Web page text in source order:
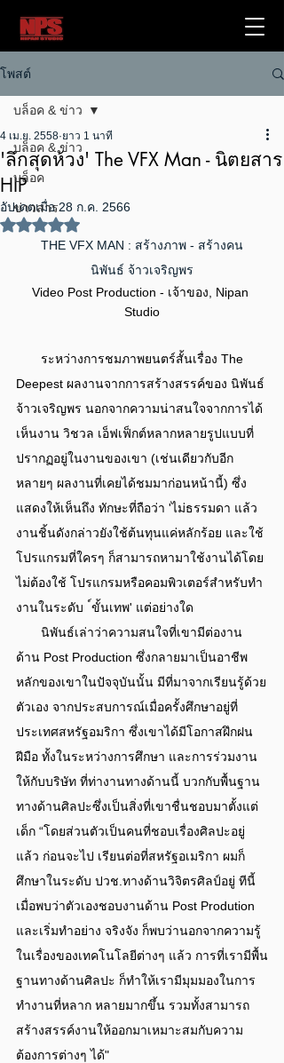
โพสต์
บล็อค & ข่าว
บล็อค
ข่าวสาร
บล็อค & ข่าว
'ลึกสุดห้วง' The VFX Man - นิตยสาร
HIP
4 เม.ย. 2558 ยาว 1 นาที
อัปเดตเมื่อ28 ก.ค. 2566
ได้รับ NaN เต็ม 5 ดาว
THE VFX MAN : สร้างภาพ - สร้างคน
นิพันธ์ จ้าวเจริญพร
Video Post Production - เจ้าของ, Nipan
Studio
Deepest ผลงานจากการสร้างสรรค์ของ นิพันธ์
จ้าวเจริญพร นอกจากความน่าสนใจจากการได้
เห็นงาน วิชวล เอ็ฟเฟ็กต์หลากหลายรูปแบบที่
ปรากฏอยู่ในงานของเขา (เช่นเดียวกับอีก
หลายๆ ผลงานที่เคยได้ชมมาก่อนหน้านี้) ซึ่ง
แสดงให้เห็นถึง ทักษะที่ถือว่า 'ไม่ธรรมดา แล้ว
งานชิ้นดังกล่าวยังใช้ต้นทุนแค่หลักร้อย และใช้
โปรแกรมที่ใครๆ ก็สามารถหามาใช้งานได้โดย
ไม่ต้องใช้ โปรแกรมหรือคอมพิวเตอร์สําหรับทํา
งานในระดับ  ์ขั้นเทพ' แต่อย่างใด
ด้าน Post Production ซึ่งกลายมาเป็นอาชีพ
หลักของเขาในปัจจุบันนั้น มีที่มาจากเรียนรู้ด้วย
ตัวเอง จากประสบการณ์เมื่อครั้งศึกษาอยู่ที่
ประเทศสหรัฐอมริกา ซึ่งเขาได้มีโอกาสฝึกฝน
ฝีมือ ทั้งในระหว่างการศึกษา และการร่วมงาน
ให้กับบริษัท ที่ท่างานทางด้านนี้ บวกกับพื้นฐาน
ทางด้านศิลปะซึ่งเป็นสิ่งที่เขาชื่นชอบมาตั้งแต่
เด็ก “โดยส่วนตัวเป็นคนที่ชอบเรื่องศิลปะอยู่
แล้ว ก่อนจะไป เรียนต่อที่สหรัฐอเมริกา ผมก็
ศึกษาในระดับ ปวช.ทางด้านวิจิตรศิลป์อยู่ ทีนี้
เมื่อพบว่าตัวเองชอบงานด้าน Post Prodution
และเริ่มทําอย่าง จริงจัง ก็พบว่านอกจากความรู้
ในเรื่องของเทคโนโลยีต่างๆ แล้ว การที่เรามีพื้น
ฐานทางด้านศิลปะ ก็ทําให้เรามีมุมมองในการ
ทํางานที่หลาก หลายมากขึ้น รวมทั้งสามารถ
สร้างสรรค์งานให้ออกมาเหมาะสมกับความ
ต้องการต่างๆ ได้"